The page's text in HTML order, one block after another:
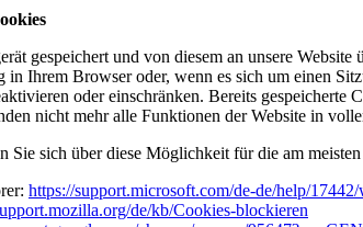
gespeichert und von diesem an unsere
Ihrem Browser oder, wenn es sich um einen
oder einschränken. Bereits gespeicherte
nicht mehr alle Funktionen der Website in
Sie sich über diese Möglichkeit für die am
https://support.microsoft.com/de-de/help/
de/kb/Cookies-blockieren